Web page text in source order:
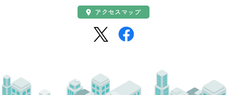
アクセス：
アクセスマップ
SNS：